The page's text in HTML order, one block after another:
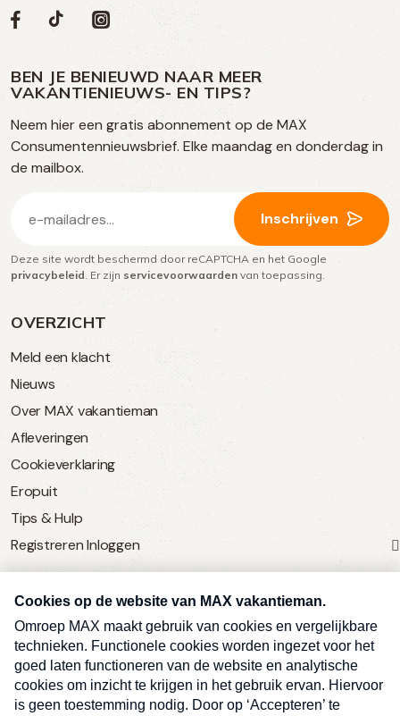
OVERZICHT
Meld een klacht
Nieuws
Over MAX vakantieman
Afleveringen
Cookieverklaring
Eropuit
Tips & Hulp
Registreren Inloggen
SERVICE
Over Omroep MAX
MAX Vandaag
MAX Meldpunt
Volg
op
social
media
Social
Volg
op
Facebook
Volg
op
TikTok
Volg
op
Instagram
BEN JE BENIEUWD NAAR MEER
VAKANTIENIEUWS- EN TIPS?
Neem hier een gratis abonnement op de MAX
Consumentennieuwsbrief. Elke maandag en donderdag in
de mailbox.
mailadres
(Vereist)
Inschrijven
Deze site wordt beschermd door reCAPTCHA en het Google
privacybeleid. Er zijn servicevoorwaarden van toepassing.